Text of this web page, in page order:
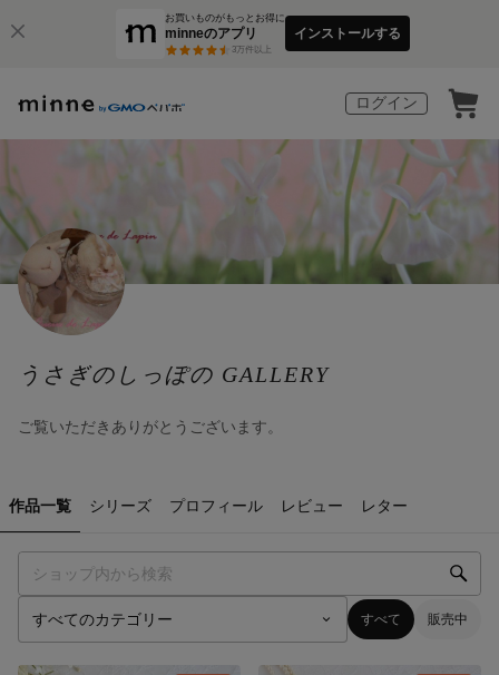
お買いものがもっとお得に
minneのアプリ
3万件以上
インストールする
ログイン
うさぎのしっぽの GALLERY
ご覧いただきありがとうございます。
作品一覧 シリーズ プロフィール レビュー レター
すべて 販売中